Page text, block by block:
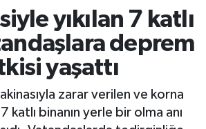
yıkılan 7 katlı
deprem
yaşattı
zarar verilen ve korna
katlı binanın yerle bir olma anı
Namaz Vakitleri
Trafik Yoğunluk Haritası
Durumu ve Fikstür